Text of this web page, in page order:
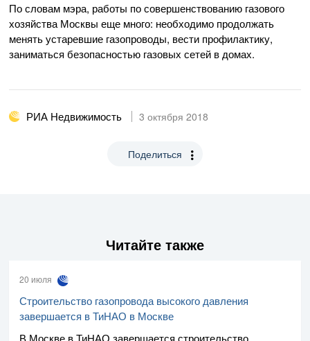
По словам мэра, работы по совершенствованию газового
хозяйства Москвы еще много: необходимо продолжать
менять устаревшие газопроводы, вести профилактику,
заниматься безопасностью газовых сетей в домах.
РИА Недвижимость 3 октября 2018
Поделиться
Читайте также
20 июля
Строительство газопровода высокого давления
завершается в ТиНАО в Москве
В Москве в ТиНАО завершается строительство